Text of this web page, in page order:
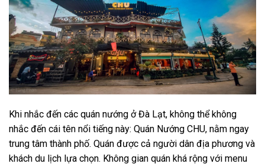
Khi nhắc đến các quán nướng ở Đà Lạt, không thể không
nhắc đến cái tên nổi tiếng này: Quán Nướng CHU, nằm ngay
trung tâm thành phố. Quán được cả người dân địa phương và
khách du lịch lựa chọn. Không gian quán khá rộng với menu